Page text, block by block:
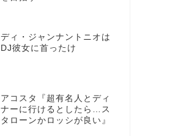
ディ・ジャンナントニオは
DJ彼女に首ったけ
アコスタ『超有名人とディ
ナーに行けるとしたら…ス
タローンかロッシが良い』